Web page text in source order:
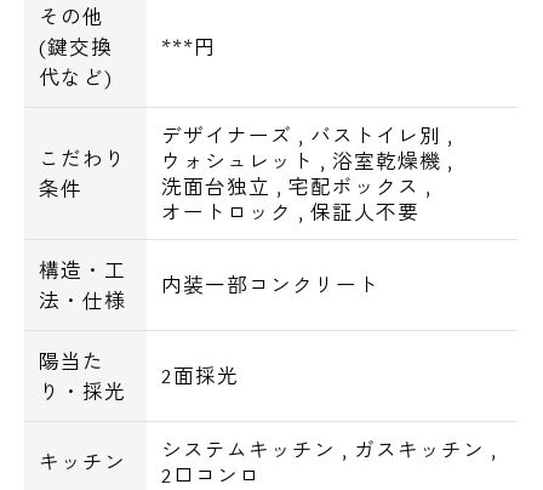
その他
(鍵交換
代など)
***円
こだわり
条件
デザイナーズ , バストイレ別 ,
ウォシュレット , 浴室乾燥機 ,
洗面台独立 ,宅配ボックス ,
オートロック , 保証人不要
構造・工
法・仕様
内装一部コンクリート
陽当た
り・採光
2面採光
キッチン システムキッチン , ガスキッチン ,
2口コンロ